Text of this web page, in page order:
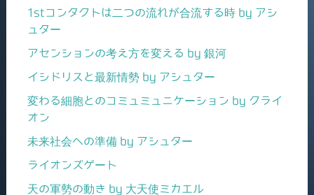
1stコンタクトは二つの流れが合流する時 by アシ
ュター
アセンションの考え方を変える by 銀河
イシドリスと最新情勢 by アシュター
変わる細胞とのコミュミュニケーション by クライ
オン
未来社会への準備 by アシュター
ライオンズゲート
天の軍勢の動き by 大天使ミカエル